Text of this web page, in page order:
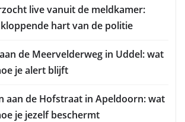
live vanuit de meldkamer:
hart van de politie
de Meervelderweg in Uddel: wat
je alert blijft
aan de Hofstraat in Apeldoorn: wat
je jezelf beschermt